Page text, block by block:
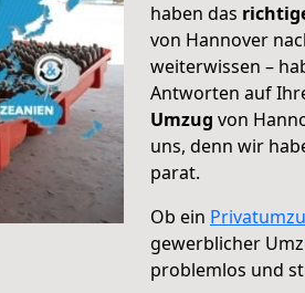
haben das
von Hannover
weiterwissen –
Antworten auf
Umzug von
uns, denn wir
parat.
Ob ein
gewerblicher
problemlos und